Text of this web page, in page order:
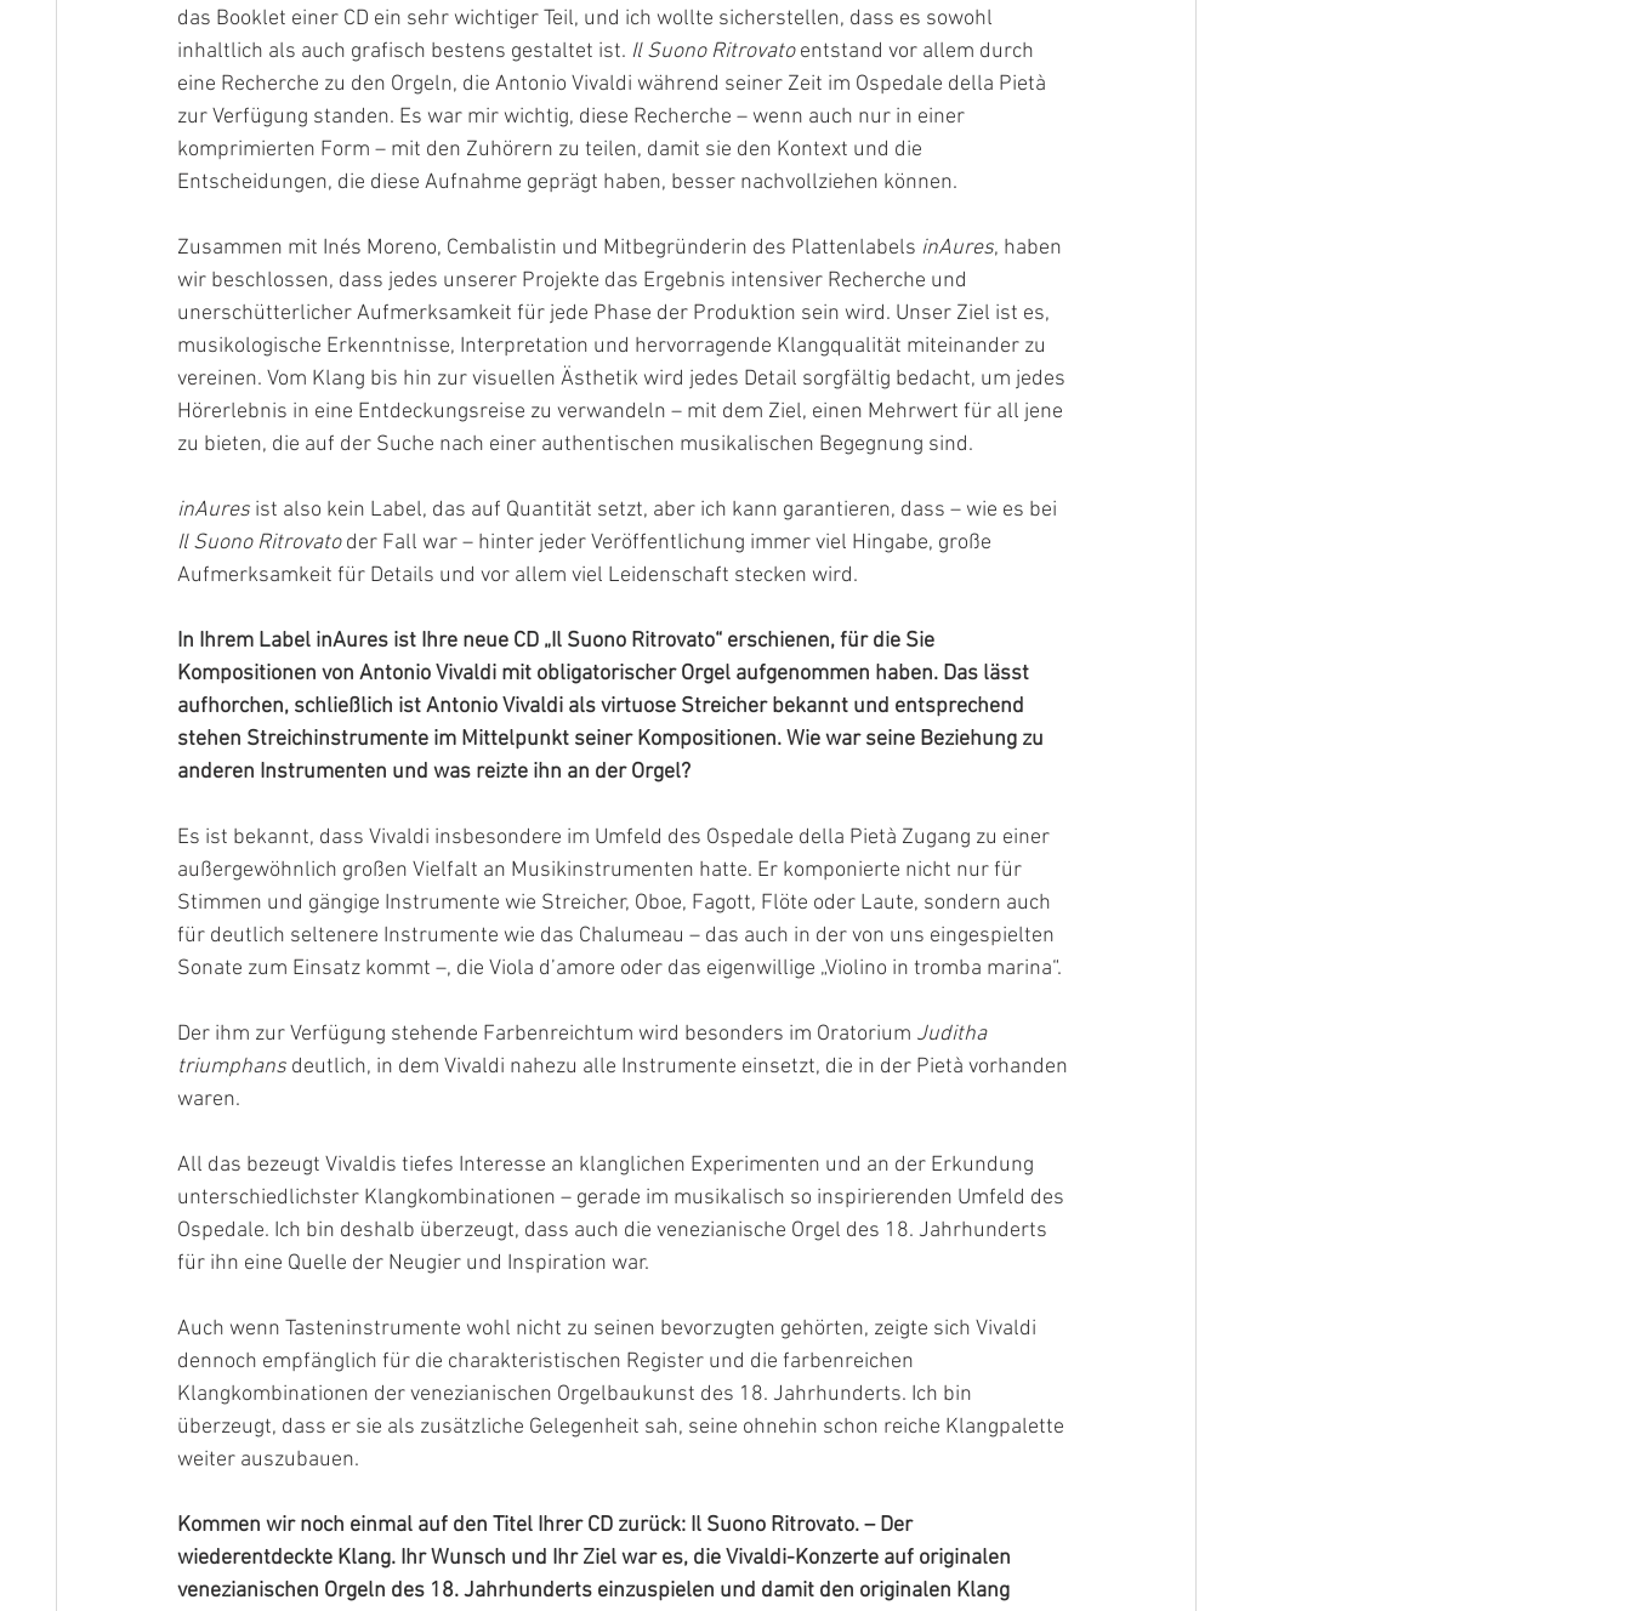
das Booklet einer CD ein sehr wichtiger Teil, und ich wollte sicherstellen, dass es sowohl
inhaltlich als auch grafisch bestens gestaltet ist. Il Suono Ritrovato entstand vor allem durch
eine Recherche zu den Orgeln, die Antonio Vivaldi während seiner Zeit im Ospedale della Pietà
zur Verfügung standen. Es war mir wichtig, diese Recherche – wenn auch nur in einer
komprimierten Form – mit den Zuhörern zu teilen, damit sie den Kontext und die
Entscheidungen, die diese Aufnahme geprägt haben, besser nachvollziehen können.
Zusammen mit Inés Moreno, Cembalistin und Mitbegründerin des Plattenlabels inAures, haben
wir beschlossen, dass jedes unserer Projekte das Ergebnis intensiver Recherche und
unerschütterlicher Aufmerksamkeit für jede Phase der Produktion sein wird. Unser Ziel ist es,
musikologische Erkenntnisse, Interpretation und hervorragende Klangqualität miteinander zu
vereinen. Vom Klang bis hin zur visuellen Ästhetik wird jedes Detail sorgfältig bedacht, um jedes
Hörerlebnis in eine Entdeckungsreise zu verwandeln – mit dem Ziel, einen Mehrwert für all jene
zu bieten, die auf der Suche nach einer authentischen musikalischen Begegnung sind.
inAures ist also kein Label, das auf Quantität setzt, aber ich kann garantieren, dass – wie es bei
Il Suono Ritrovato der Fall war – hinter jeder Veröffentlichung immer viel Hingabe, große
Aufmerksamkeit für Details und vor allem viel Leidenschaft stecken wird.
In Ihrem Label inAures ist Ihre neue CD „Il Suono Ritrovato“ erschienen, für die Sie
Kompositionen von Antonio Vivaldi mit obligatorischer Orgel aufgenommen haben. Das lässt
aufhorchen, schließlich ist Antonio Vivaldi als virtuose Streicher bekannt und entsprechend
stehen Streichinstrumente im Mittelpunkt seiner Kompositionen. Wie war seine Beziehung zu
anderen Instrumenten und was reizte ihn an der Orgel?
Es ist bekannt, dass Vivaldi insbesondere im Umfeld des Ospedale della Pietà Zugang zu einer
außergewöhnlich großen Vielfalt an Musikinstrumenten hatte. Er komponierte nicht nur für
Stimmen und gängige Instrumente wie Streicher, Oboe, Fagott, Flöte oder Laute, sondern auch
für deutlich seltenere Instrumente wie das Chalumeau – das auch in der von uns eingespielten
Sonate zum Einsatz kommt –, die Viola d’amore oder das eigenwillige „Violino in tromba marina“.
Der ihm zur Verfügung stehende Farbenreichtum wird besonders im Oratorium Juditha
triumphans deutlich, in dem Vivaldi nahezu alle Instrumente einsetzt, die in der Pietà vorhanden
waren.
All das bezeugt Vivaldis tiefes Interesse an klanglichen Experimenten und an der Erkundung
unterschiedlichster Klangkombinationen – gerade im musikalisch so inspirierenden Umfeld des
Ospedale. Ich bin deshalb überzeugt, dass auch die venezianische Orgel des 18. Jahrhunderts
für ihn eine Quelle der Neugier und Inspiration war.
Auch wenn Tasteninstrumente wohl nicht zu seinen bevorzugten gehörten, zeigte sich Vivaldi
dennoch empfänglich für die charakteristischen Register und die farbenreichen
Klangkombinationen der venezianischen Orgelbaukunst des 18. Jahrhunderts. Ich bin
überzeugt, dass er sie als zusätzliche Gelegenheit sah, seine ohnehin schon reiche Klangpalette
weiter auszubauen.
Kommen wir noch einmal auf den Titel Ihrer CD zurück: Il Suono Ritrovato. – Der
wiederentdeckte Klang. Ihr Wunsch und Ihr Ziel war es, die Vivaldi-Konzerte auf originalen
venezianischen Orgeln des 18. Jahrhunderts einzuspielen und damit den originalen Klang